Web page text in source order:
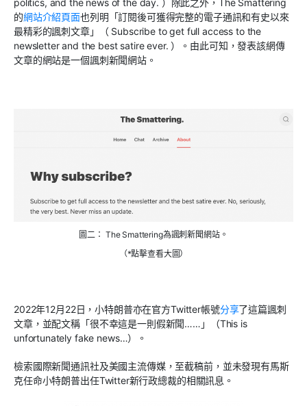
politics, and the news of the day. ）除此之外，
The Smattering
的網站介紹頁面也列明「訂閱後可獲得完整的電子通訊和有史以來
最精彩的諷刺文章」（Subscribe to get full access to the
newsletter and the best satire ever.）。由此可知，發表該網傳
文章的網站是一個諷刺新聞網站。
圖二： The Smattering為諷刺新聞網站。
（*點擊查看大圖）
2022年12月 22日，小特朗普亦在官方Twitter帳號分享了這篇諷刺
文章，並配文稱「很不幸這是一則假新聞…… 」（This is
unfortunately fake news…）。
檢索國際新聞通訊社及美國主流傳媒，至截稿前，並未發現有馬斯
克任命小特朗普出任Twitter新行政總裁的相關訊息。